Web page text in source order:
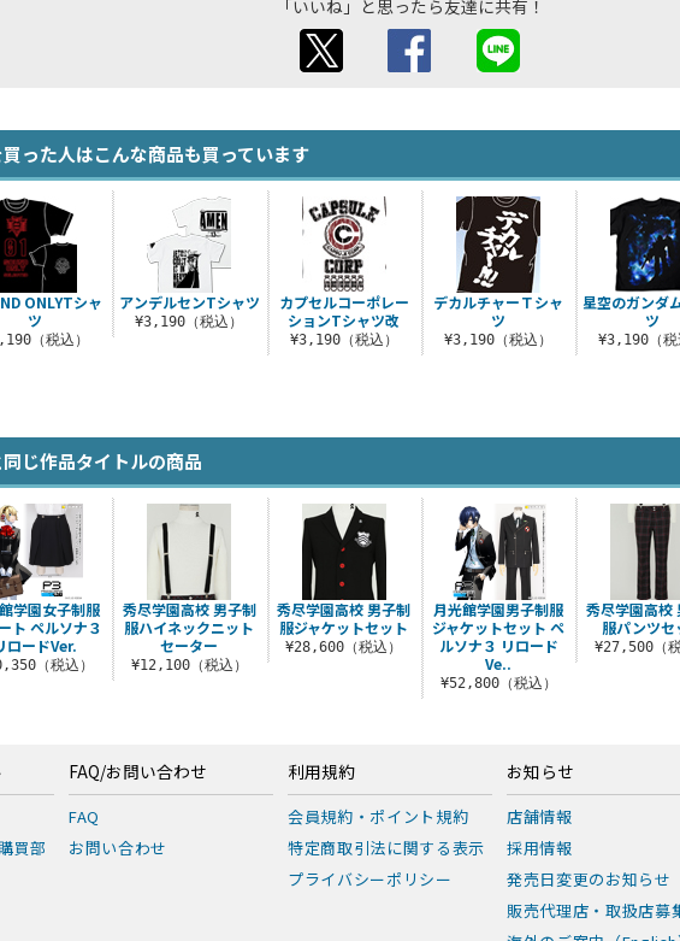
「いいね」と思ったら友達に共有！
った人はこんな商品も買っています
カプセルコーポレー
ションTシャツ改
¥3,190（税込）
デカルチャーＴシャ
ツ
¥3,190（税込）
星空のガンダ
ツ
¥3,190（税
ONLYTシャ
ツ
（税込）
アンデルセンTシャツ
¥3,190（税込）
じ作品タイトルの商品
秀尽学園高校 男子制
服ジャケットセット
¥28,600（税込）
月光館学園男子制服
ジャケットセット ペ
ルソナ３ リロード
Ve..
¥52,800（税込）
秀尽学園高校
服パンツセ
¥27,500（税
学園女子制服
ト ペルソナ３
ロードVer.
（税込）
秀尽学園高校 男子制
服ハイネックニット
セーター
¥12,100（税込）
買部
FAQ/お問い合わせ
FAQ
お問い合わせ
利用規約
会員規約・ポイント規約
特定商取引法に関する表示
プライバシーポリシー
お知らせ
店舗情報
採用情報
発売日変更のお知らせ
販売代理店・取扱店募